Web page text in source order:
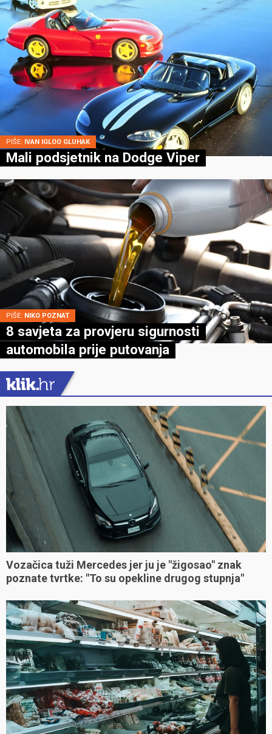
PIŠE: IVAN IGLOO GLUHAK
Mali podsjetnik na Dodge Viper
PIŠE: NIKO POZNAT
8 savjeta za provjeru sigurnosti
automobila prije putovanja
Vozačica tuži Mercedes jer ju je "žigosao" znak
poznate tvrtke: "To su opekline drugog stupnja"